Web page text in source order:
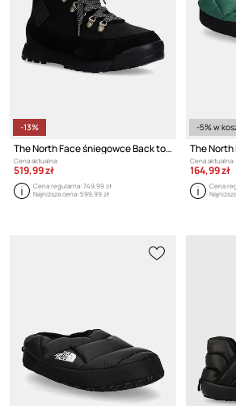
-13%
The North Face śniegowce Back to Berkeley IV Leather
Cena aktualna:
519,99 zł
Cena regularna:749,99 zł
Najniższa cena:599,99 zł
-5% w
The North
Cena aktualna:
164,99 zł
Cena